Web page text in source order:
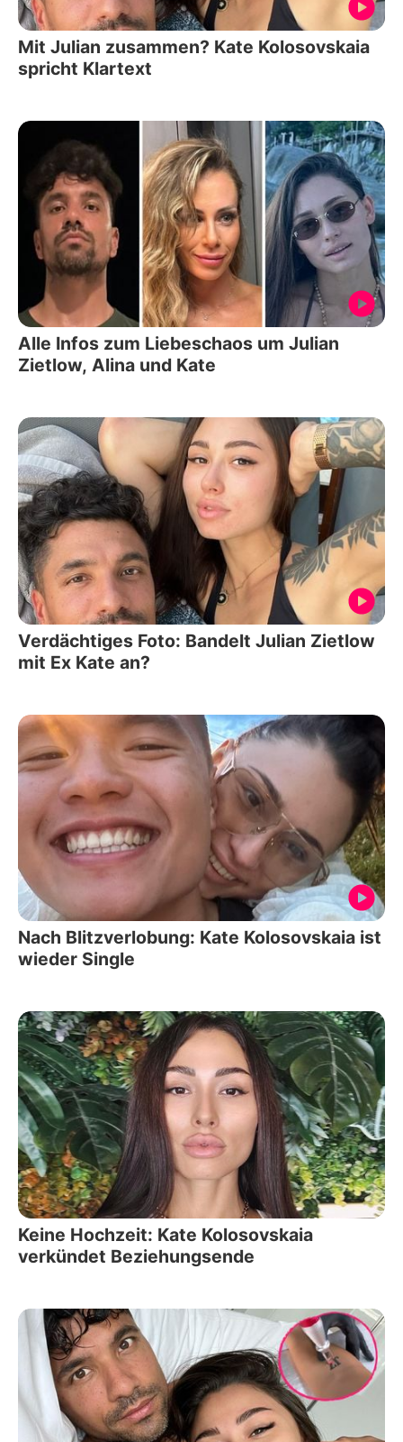
Mit Julian zusammen? Kate Kolosovskaia
spricht Klartext
Alle Infos zum Liebeschaos um Julian
Zietlow, Alina und Kate
Verdächtiges Foto: Bandelt Julian Zietlow
mit Ex Kate an?
Nach Blitzverlobung: Kate Kolosovskaia ist
wieder Single
Keine Hochzeit: Kate Kolosovskaia
verkündet Beziehungsende